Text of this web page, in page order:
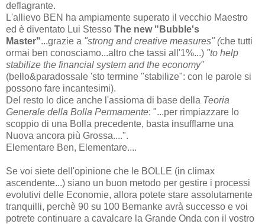
deflagrante.
L'allievo BEN ha ampiamente superato il vecchio Maestro
ed è diventato Lui Stesso The new "Bubble's
Master"...grazie a "strong and creative measures" (che tutti
ormai ben conosciamo...altro che tassi all'1%...) "to help
stabilize the financial system and the economy"
(bello&paradossale 'sto termine "stabilize": con le parole si
possono fare incantesimi).
Del resto lo dice anche l'assioma di base della Teoria
Generale della Bolla Permamente: "...per rimpiazzare lo
scoppio di una Bolla precedente, basta insufflarne una
Nuova ancora più Grossa....".
Elementare Ben, Elementare....
Se voi siete dell'opinione che le BOLLE (in climax
ascendente...) siano un buon metodo per gestire i processi
evolutivi delle Economie, allora potete stare assolutamente
tranquilli, perchè 90 su 100 Bernanke avrà successo e voi
potrete continuare a cavalcare la Grande Onda con il vostro